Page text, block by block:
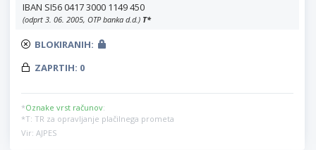
IBAN SI56 0417 3000 1149 450
(odprt 3. 06. 2005, OTP banka d.d.) T*
BLOKIRANIH:
ZAPRTIH: 0
*Oznake vrst računov:
*T: TR za opravljanje plačilnega prometa
Vir: AJPES